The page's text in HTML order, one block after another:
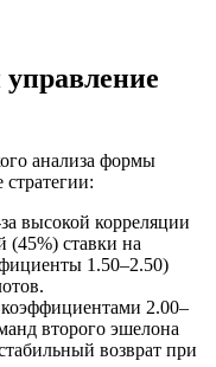
анализа формы
высокой корреляции
(45%) ставки на
1.50–2.50)
коэффициентами 2.00–
второго эшелона
возврат при